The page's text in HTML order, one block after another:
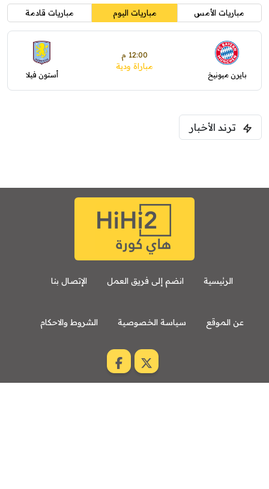
مباريات الأمس مباريات اليوم مباريات قادمة
بايرن ميونيخ
12:00 م
مباراة ودية
أستون فيلا
ترند الأخبار
الرئيسية انضم إلى فريق العمل الإتصال بنا
عن الموقع سياسة الخصوصية الشروط والاحكام